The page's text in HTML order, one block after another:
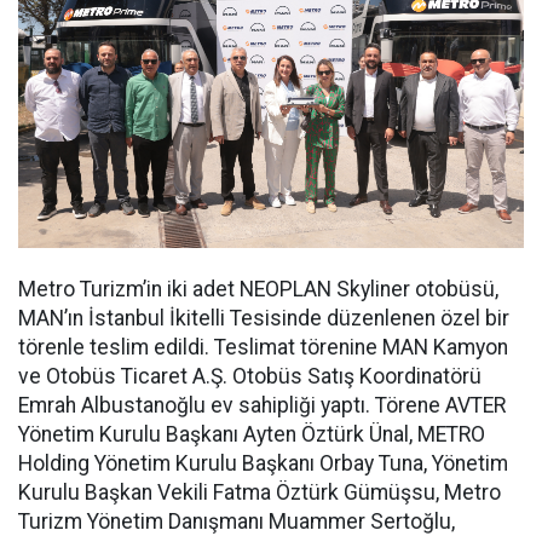
Metro Turizm’in iki adet NEOPLAN Skyliner otobüsü,
MAN’ın İstanbul İkitelli Tesisinde düzenlenen özel bir
törenle teslim edildi. Teslimat törenine MAN Kamyon
ve Otobüs Ticaret A.Ş. Otobüs Satış Koordinatörü
Emrah Albustanoğlu ev sahipliği yaptı. Törene AVTER
Yönetim Kurulu Başkanı Ayten Öztürk Ünal, METRO
Holding Yönetim Kurulu Başkanı Orbay Tuna, Yönetim
Kurulu Başkan Vekili Fatma Öztürk Gümüşsu, Metro
Turizm Yönetim Danışmanı Muammer Sertoğlu,